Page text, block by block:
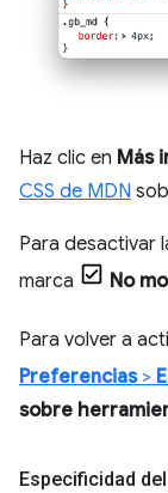
Haz clic en Más
CSS de MDN
Para desactivar
marca
No
Para volver a
Preferencias>
sobre
Especificidad